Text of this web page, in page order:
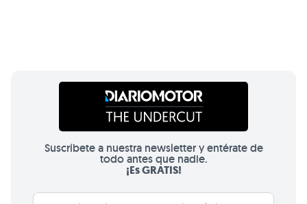
Suscríbete a nuestra newsletter y entérate de
todo antes que nadie.
¡Es GRATIS!